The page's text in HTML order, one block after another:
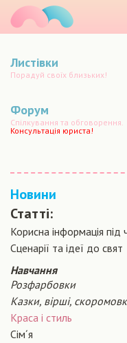
Листівки
Порадуй своїх близьких!
Форум
Спілкування та обговорення.
Консультація юриста!
Новини
Статті:
Корисна інформація під
Сценарiї та iдеї до свят
Навчання
Розфарбовки
Казки, вірші,
Краса і стиль
Сiм´я